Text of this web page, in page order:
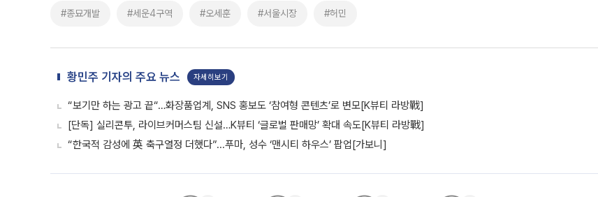
#종묘개발 #세운4구역 #오세훈 #서울시장 #허민
황민주 기자의 주요 뉴스 자세히보기
“보기만 하는 광고 끝“…화장품업계, SNS 홍보도 ‘참여형 콘텐츠’로 변모[K뷰티 라방戰]
[단독] 실리콘투, 라이브커머스팀 신설…K뷰티 ‘글로벌 판매망’ 확대 속도[K뷰티 라방戰]
“한국적 감성에 英 축구열정 더했다”...푸마, 성수 ‘맨시티 하우스’ 팝업[가보니]